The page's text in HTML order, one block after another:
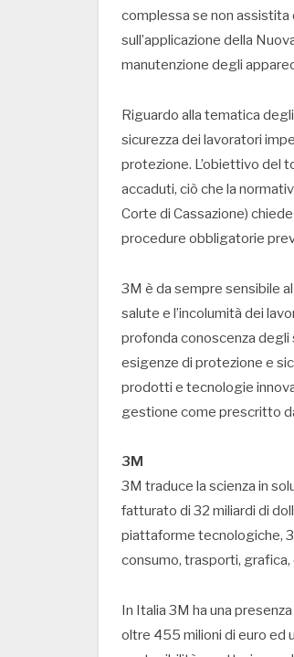
complessa se non assistita
sull’applicazione della
manutenzione degli
Riguardo alla tematica
sicurezza dei lavoratori
protezione. L’obiettivo del
accaduti, ciò che la
Corte di Cassazione)
procedure obbligatorie
3M è da sempre sensibile
salute e l’incolumità dei
profonda conoscenza degli
esigenze di protezione e
prodotti e tecnologie
gestione come prescritto
3M
3M traduce la scienza in
fatturato di 32 miliardi di
piattaforme tecnologiche,
consumo, trasporti, grafica,
In Italia 3M ha una
oltre 455 milioni di euro ed